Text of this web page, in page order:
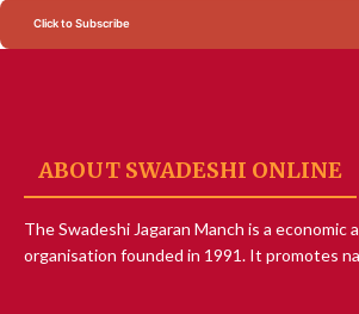
Click to Subscribe
ABOUT SWADESHI ONLINE
The Swadeshi Jagaran Manch is a economic
organisation founded in 1991. It promotes